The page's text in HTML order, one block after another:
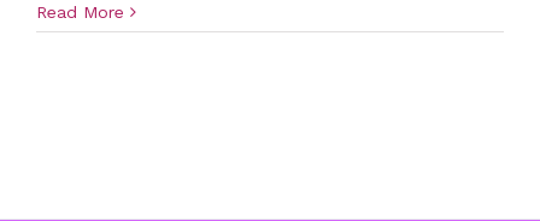
Read More